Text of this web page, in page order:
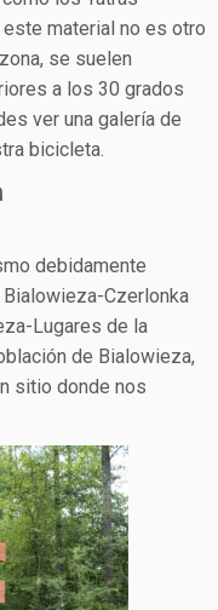
material no es otro
se suelen
a los 30 grados
ver una galería de
bicicleta.
debidamente
Czerlonka
Lugares de la
de Bialowieza,
sitio donde nos